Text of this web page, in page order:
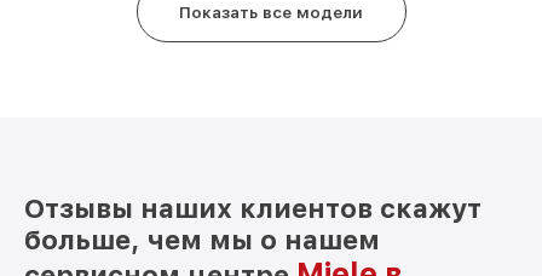
Показать все модели
Отзывы наших клиентов скажут
больше, чем мы о нашем